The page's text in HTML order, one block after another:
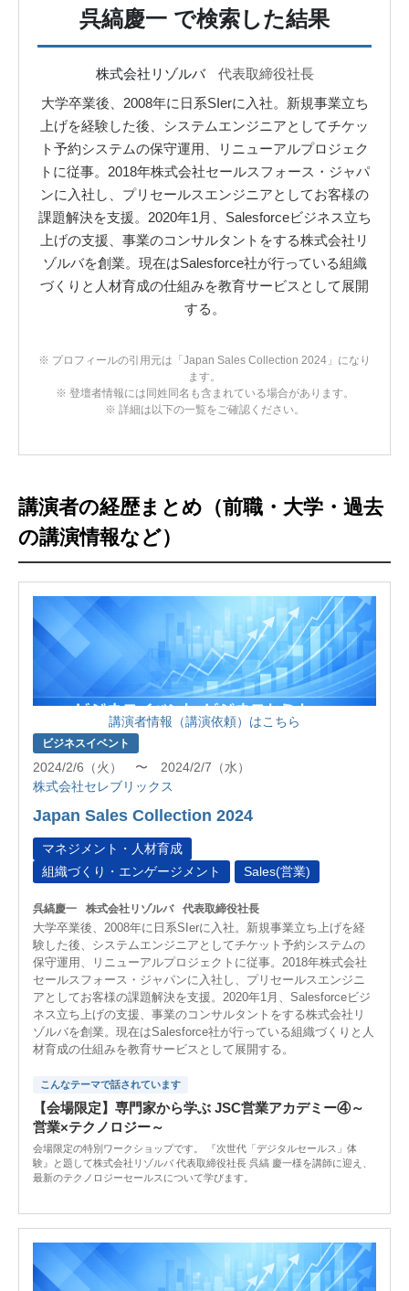
呉縞慶一 で検索した結果
株式会社リゾルバ
代表取締役社長
大学卒業後、2008年に日系SIerに入社。新規事業立ち
上げを経験した後、システムエンジニアとしてチケッ
ト予約システムの保守運用、リニューアルプロジェク
トに従事。2018年株式会社セールスフォース・ジャパ
ンに入社し、プリセールスエンジニアとしてお客様の
課題解決を支援。2020年1月、Salesforceビジネス立ち
上げの支援、事業のコンサルタントをする株式会社リ
ゾルバを創業。現在はSalesforce社が行っている組織
づくりと人材育成の仕組みを教育サービスとして展開
する。
※ プロフィールの引用元は「Japan Sales Collection 2024」になり
ます。
※ 登壇者情報には同姓同名も含まれている場合があります。
※ 詳細は以下の一覧をご確認ください。
講演者の経歴まとめ（前職・大学・過去
の講演情報など）
講演者情報（講演依頼）はこちら
ビジネスイベント
2024/2/6（火） 〜 2024/2/7（水）
株式会社セレブリックス
Japan Sales Collection 2024
マネジメント・人材育成
組織づくり・エンゲージメント
Sales(営業)
呉縞慶一 株式会社リゾルバ 代表取締役社長
大学卒業後、2008年に日系SIerに入社。新規事業立ち上げを経
験した後、システムエンジニアとしてチケット予約システムの
保守運用、リニューアルプロジェクトに従事。2018年株式会社
セールスフォース・ジャパンに入社し、プリセールスエンジニ
アとしてお客様の課題解決を支援。2020年1月、Salesforceビジ
ネス立ち上げの支援、事業のコンサルタントをする株式会社リ
ゾルバを創業。現在はSalesforce社が行っている組織づくりと人
材育成の仕組みを教育サービスとして展開する。
こんなテーマで話されています
【会場限定】専門家から学ぶ JSC営業アカデミー④～
営業×テクノロジー～
会場限定の特別ワークショップです。 『次世代「デジタルセールス」体
験』と題して株式会社リゾルバ 代表取締役社長 呉縞 慶一様を講師に迎え、
最新のテクノロジーセールスについて学びます。